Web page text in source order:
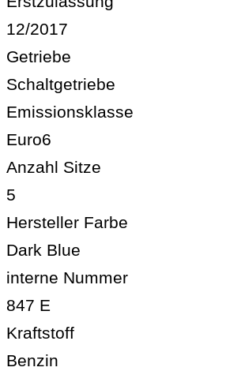
12/2017
Getriebe
Schaltgetriebe
Emissionsklasse
Euro6
Anzahl Sitze
5
Hersteller Farbe
Dark Blue
interne Nummer
847 E
Kraftstoff
Benzin